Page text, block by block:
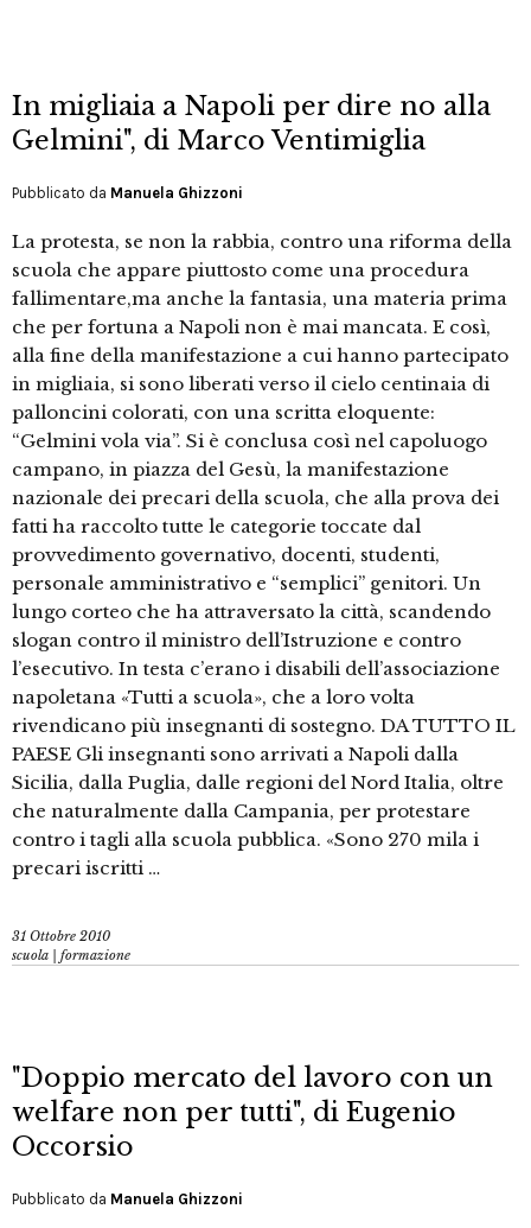
In migliaia a Napoli per dire no alla
Gelmini", di Marco Ventimiglia
Pubblicato da Manuela Ghizzoni
La protesta, se non la rabbia, contro una riforma della
scuola che appare piuttosto come una procedura
fallimentare,ma anche la fantasia, una materia prima
che per fortuna a Napoli non è mai mancata. E così,
alla fine della manifestazione a cui hanno partecipato
in migliaia, si sono liberati verso il cielo centinaia di
palloncini colorati, con una scritta eloquente:
“Gelmini vola via”. Si è conclusa così nel capoluogo
campano, in piazza del Gesù, la manifestazione
nazionale dei precari della scuola, che alla prova dei
fatti ha raccolto tutte le categorie toccate dal
provvedimento governativo, docenti, studenti,
personale amministrativo e “semplici” genitori. Un
lungo corteo che ha attraversato la città, scandendo
slogan contro il ministro dell’Istruzione e contro
l’esecutivo. In testa c’erano i disabili dell’associazione
napoletana «Tutti a scuola», che a loro volta
rivendicano più insegnanti di sostegno. DA TUTTO IL
PAESE Gli insegnanti sono arrivati a Napoli dalla
Sicilia, dalla Puglia, dalle regioni del Nord Italia, oltre
che naturalmente dalla Campania, per protestare
contro i tagli alla scuola pubblica. «Sono 270 mila i
precari iscritti …
31 Ottobre 2010
scuola | formazione
"Doppio mercato del lavoro con un
welfare non per tutti", di Eugenio
Occorsio
Pubblicato da Manuela Ghizzoni